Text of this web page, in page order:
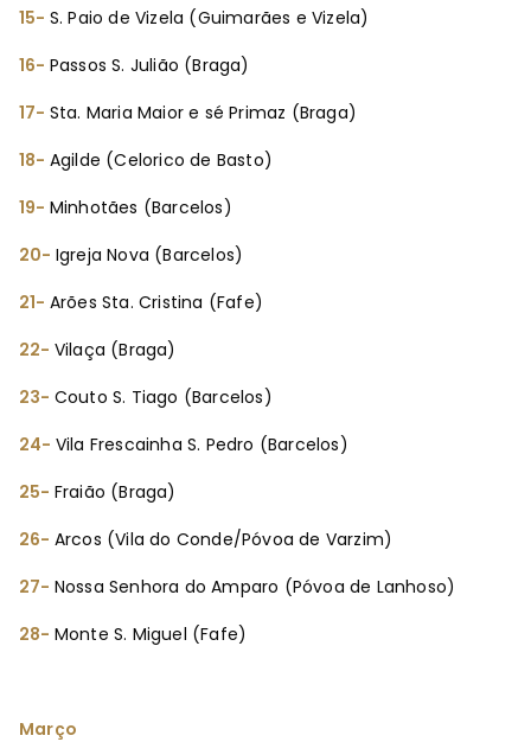
15- S. Paio de Vizela (Guimarães e Vizela)
16- Passos S. Julião (Braga)
17- Sta. Maria Maior e sé Primaz (Braga)
18- Agilde (Celorico de Basto)
19- Minhotães (Barcelos)
20- Igreja Nova (Barcelos)
21- Arões Sta. Cristina (Fafe)
22- Vilaça (Braga)
23- Couto S. Tiago (Barcelos)
24- Vila Frescainha S. Pedro (Barcelos)
25- Fraião (Braga)
26- Arcos (Vila do Conde/Póvoa de Varzim)
27- Nossa Senhora do Amparo (Póvoa de Lanhoso)
28- Monte S. Miguel (Fafe)
Março